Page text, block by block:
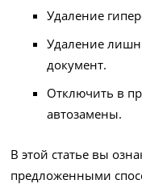
Удаление
Удаление
документ.
Отключить в
автозамены.
В этой статье вы
предложенными